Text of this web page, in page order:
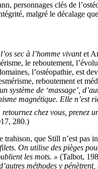
clés de
malgré le décalage
sec à l’homme vivantet
le reboutement,
l’ostéopathie, est
reboutement et
système de ‘massage’,
magnétique. Elle n’est
retournez chez vous, prenez
280.)
que Still n’est pas
On utilise des pièges
les mots. » (Talbot,
méthodes y